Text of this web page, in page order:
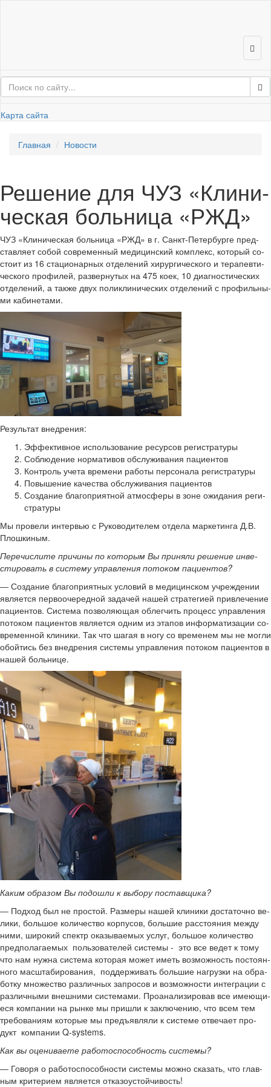
Карта сайта
Глав­ная Но­во­сти
Ре­ше­ние для ЧУЗ «Кли­ни­
че­ская боль­ни­ца «РЖД»
ЧУЗ «Кли­ни­че­ская боль­ни­ца «РЖД» в г. Санкт-​Петербурге пред­
став­ля­ет собой со­вре­мен­ный ме­ди­цин­ский ком­плекс, ко­то­рый со­
сто­ит из 16 ста­ци­о­нар­ных от­де­ле­ний хи­рур­ги­че­ско­го и те­ра­пев­ти­
че­ско­го про­фи­лей, раз­вер­ну­тых на 475 коек, 10 ди­а­гно­сти­че­ских
от­де­ле­ний, а также двух по­ли­кли­ни­че­ских от­де­ле­ний с про­филь­ны­
ми ка­би­не­та­ми.
Ре­зуль­тат внед­ре­ния:
Эф­фек­тив­ное ис­поль­зо­ва­ние ре­сур­сов ре­ги­стра­ту­ры
Со­блю­де­ние нор­ма­ти­вов об­слу­жи­ва­ния па­ци­ен­тов
Кон­троль учета вре­ме­ни ра­бо­ты пер­со­на­ла ре­ги­стра­ту­ры
По­вы­ше­ние ка­че­ства об­слу­жи­ва­ния па­ци­ен­тов
Со­зда­ние бла­го­при­ят­ной ат­мо­сфе­ры в зоне ожи­да­ния ре­ги­
стра­ту­ры
Мы про­ве­ли ин­тер­вью с Ру­ко­во­ди­те­лем от­де­ла мар­ке­тин­га Д.В.
Плош­ки­ным.
Пе­ре­чис­ли­те при­чи­ны по ко­то­рым Вы при­ня­ли ре­ше­ние ин­ве­
сти­ро­вать в си­сте­му управ­ле­ния по­то­ком па­ци­ен­тов?
― Со­зда­ние бла­го­при­ят­ных усло­вий в ме­ди­цин­ском учре­жде­нии
яв­ля­ет­ся пер­во­оче­ред­ной за­да­чей нашей стра­те­ги­ей при­вле­че­ние
па­ци­ен­тов. Си­сте­ма поз­во­ля­ю­щая об­лег­чить про­цесс управ­ле­ния
по­то­ком па­ци­ен­тов яв­ля­ет­ся одним из эта­пов ин­фор­ма­ти­за­ции со­
вре­мен­ной кли­ни­ки. Так что шагая в ногу со вре­ме­нем мы не могли
обой­тись без внед­ре­ния си­сте­мы управ­ле­ния по­то­ком па­ци­ен­тов в
нашей боль­ни­це.
Каким об­ра­зом Вы по­до­шли к вы­бо­ру по­став­щи­ка?
― Под­ход был не про­стой. Раз­ме­ры нашей кли­ни­ки до­ста­точ­но ве­
ли­ки, боль­шое ко­ли­че­ство кор­пу­сов, боль­шие рас­сто­я­ния между
ними, ши­ро­кий спектр ока­зы­ва­е­мых услуг, боль­шое ко­ли­че­ство
пред­по­ла­га­е­мых поль­зо­ва­те­лей си­сте­мы - это все ведет к тому
что нам нужна си­сте­ма ко­то­рая может иметь воз­мож­ность по­сто­ян­
но­го мас­шта­би­ро­ва­ния, под­дер­жи­вать боль­шие на­груз­ки на об­ра­
бот­ку мно­же­ство раз­лич­ных за­про­сов и воз­мож­но­сти ин­те­гра­ции с
раз­лич­ны­ми внеш­ни­ми си­сте­ма­ми. Про­ана­ли­зи­ро­вав все име­ю­щи­
е­ся ком­па­нии на рынке мы при­шли к за­клю­че­нию, что всем тем
тре­бо­ва­ни­ям ко­то­рые мы предъ­яв­ля­ли к си­сте­ме от­ве­ча­ет про­
дукт ком­па­нии Q-​systems.
Как вы оце­ни­ва­е­те ра­бо­то­спо­соб­ность си­сте­мы?
― Го­во­ря о ра­бо­то­спо­соб­но­сти си­сте­мы можно ска­зать, что глав­
ным кри­те­ри­ем яв­ля­ет­ся от­ка­зо­устой­чи­вость!